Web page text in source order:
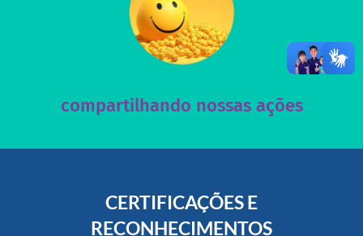
compartilhando nossas ações
Acesse nossas redes sociais e nos ajude compartilhando
nossos posts e nosso site!
acesse nosso instagram
CERTIFICAÇÕES E
RECONHECIMENTOS